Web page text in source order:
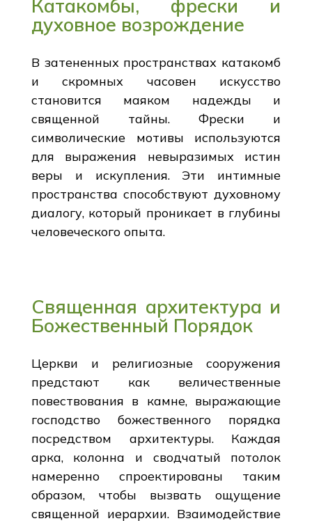
Катакомбы, фрески и
духовное возрождение
В затененных пространствах катакомб
и скромных часовен искусство
становится маяком надежды и
священной тайны. Фрески и
символические мотивы используются
для выражения невыразимых истин
веры и искупления. Эти интимные
пространства способствуют духовному
диалогу, который проникает в глубины
человеческого опыта.
Священная архитектура и
Божественный Порядок
Церкви и религиозные сооружения
предстают как величественные
повествования в камне, выражающие
господство божественного порядка
посредством архитектуры. Каждая
арка, колонна и сводчатый потолок
намеренно спроектированы таким
образом, чтобы вызвать ощущение
священной иерархии. Взаимодействие